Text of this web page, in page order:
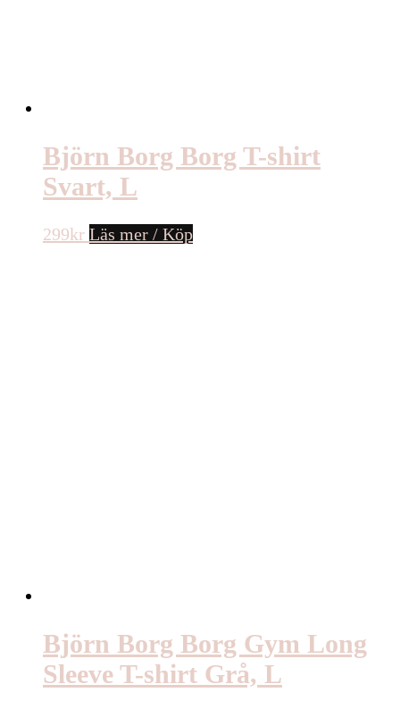
Björn Borg Borg T-shirt
Svart, L
299kr Läs mer / Köp
Björn Borg Borg Gym Long
Sleeve T-shirt Grå, L